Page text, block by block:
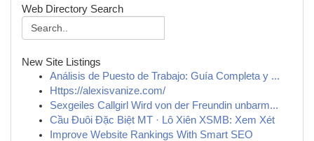
Web Directory Search
New Site Listings
Análisis de Puesto de Trabajo: Guía Completa y ...
Https://alexisvanize.com/
Sexgeiles Callgirl Wird von der Freundin unbarm...
Cầu Đuôi Đặc Biệt MT · Lô Xiên XSMB: Xem Xét
Improve Website Rankings With Smart SEO